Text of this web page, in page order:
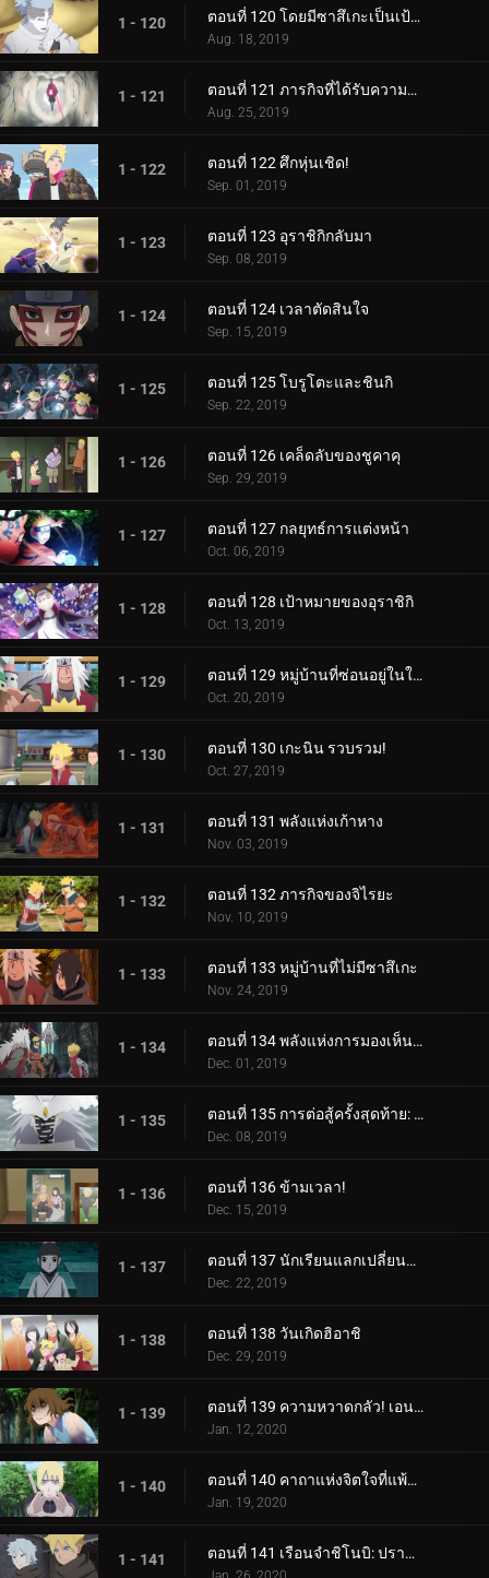
1 - 120 ตอนที่ 120 โดยมีซาสึเกะเป็นเป้าหมาย
Aug. 18, 2019
1 - 121 ตอนที่ 121 ภารกิจที่ได้รับความไว้วางใจ: ปกป้อง One Tails!
Aug. 25, 2019
1 - 122 ตอนที่ 122 ศึกหุ่นเชิด!
Sep. 01, 2019
1 - 123 ตอนที่ 123 อุราชิกิกลับมา
Sep. 08, 2019
1 - 124 ตอนที่ 124 เวลาตัดสินใจ
Sep. 15, 2019
1 - 125 ตอนที่ 125 โบรูโตะและชินกิ
Sep. 22, 2019
1 - 126 ตอนที่ 126 เคล็ดลับของชูคาคุ
Sep. 29, 2019
1 - 127 ตอนที่ 127 กลยุทธ์การแต่งหน้า
Oct. 06, 2019
1 - 128 ตอนที่ 128 เป้าหมายของอุราชิกิ
Oct. 13, 2019
1 - 129 ตอนที่ 129 หมู่บ้านที่ซ่อนอยู่ในใบไม้
Oct. 20, 2019
1 - 130 ตอนที่ 130 เกะนิน รวบรวม!
Oct. 27, 2019
1 - 131 ตอนที่ 131 พลังแห่งเก้าหาง
Nov. 03, 2019
1 - 132 ตอนที่ 132 ภารกิจของจิไรยะ
Nov. 10, 2019
1 - 133 ตอนที่ 133 หมู่บ้านที่ไม่มีซาสึเกะ
Nov. 24, 2019
1 - 134 ตอนที่ 134 พลังแห่งการมองเห็นอนาคต
Dec. 01, 2019
1 - 135 ตอนที่ 135 การต่อสู้ครั้งสุดท้าย: อุราชิกิ
Dec. 08, 2019
1 - 136 ตอนที่ 136 ข้ามเวลา!
Dec. 15, 2019
1 - 137 ตอนที่ 137 นักเรียนแลกเปลี่ยนซามูไร
Dec. 22, 2019
1 - 138 ตอนที่ 138 วันเกิดฮิอาชิ
Dec. 29, 2019
1 - 139 ตอนที่ 139 ความหวาดกลัว! เอนโกะ โอนิคุมะ!
Jan. 12, 2020
1 - 140 ตอนที่ 140 คาถาแห่งจิตใจที่แพ้มันฝรั่งทอด
Jan. 19, 2020
1 - 141 ตอนที่ 141 เรือนจำชิโนบิ: ปราสาทโฮซึกิ